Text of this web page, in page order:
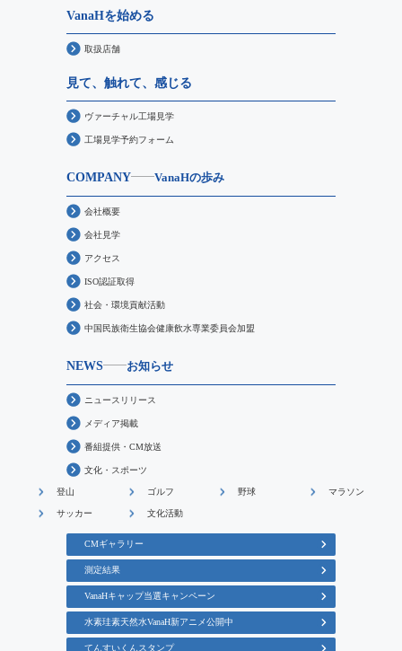
VanaHを始める
取扱店舗
見て、触れて、感じる
ヴァーチャル工場見学
工場見学予約フォーム
COMPANY VanaHの歩み
会社概要
会社見学
アクセス
ISO認証取得
社会・環境貢献活動
中国民族衛生協会健康飲水専業委員会加盟
NEWS お知らせ
ニュースリリース
メディア掲載
番組提供・CM放送
文化・スポーツ
登山 ゴルフ 野球 マラソン
サッカー 文化活動
CMギャラリー
測定結果
VanaHキャップ当選キャンペーン
水素珪素天然水VanaH新アニメ公開中
てんすいくんスタンプ